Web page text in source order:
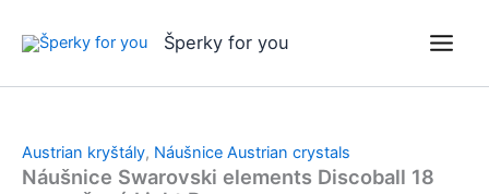
Šperky for you
Austrian kryštály, Náušnice Austrian crystals
Náušnice Swarovski elements Discoball 18
Náušnice
Swarovski
ružové
Light